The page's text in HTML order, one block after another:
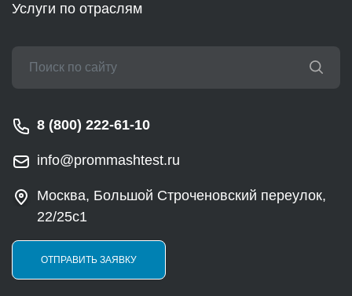
Услуги по отраслям
8 (800) 222-61-10
info@prommashtest.ru
Москва, Большой Строченовский переулок,
22/25с1
ОТПРАВИТЬ ЗАЯВКУ